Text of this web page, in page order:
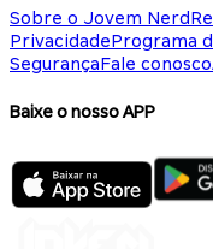
Sobre o Jovem Nerd
PrivacidadePrograma
SegurançaFale conosco
Baixe o nosso APP